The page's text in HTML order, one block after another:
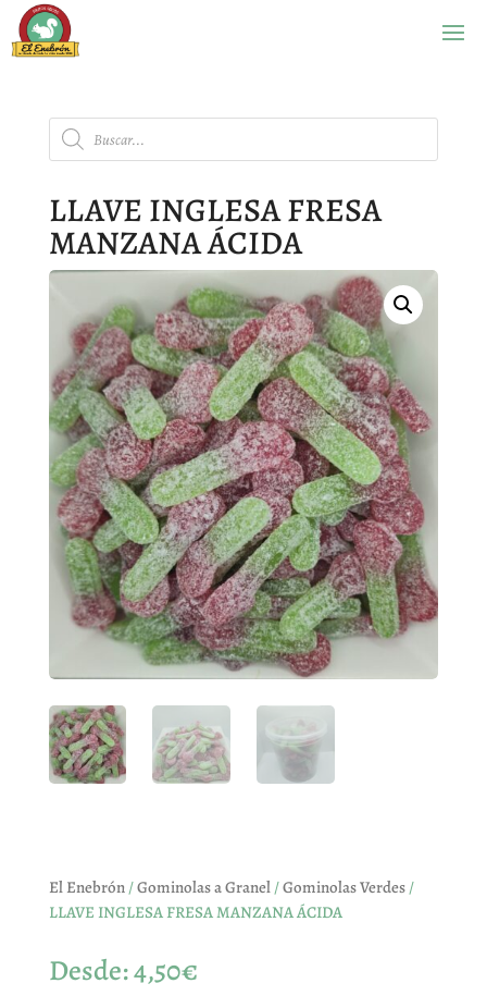
Búsqueda
de
productos
LLAVE INGLESA FRESA
MANZANA ÁCIDA
El Enebrón/Gominolas a Granel/Gominolas Verdes/
LLAVE INGLESA FRESA MANZANA ÁCIDA
Desde:4,50€